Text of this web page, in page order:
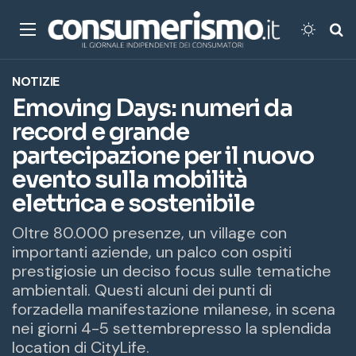
Menu
NOTIZIE
Emoving Days: numeri da
record e grande
partecipazione per il nuovo
evento sulla mobilità
elettrica e sostenibile
Oltre 80.000 presenze, un village con
importanti aziende, un palco con ospiti
prestigiosie un deciso focus sulle tematiche
ambientali. Questi alcuni dei punti di
forzadella manifestazione milanese, in scena
nei giorni 4-5 settembrepresso la splendida
location di CityLife.